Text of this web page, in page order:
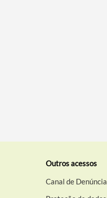
Outros acessos
Canal de Denúncia